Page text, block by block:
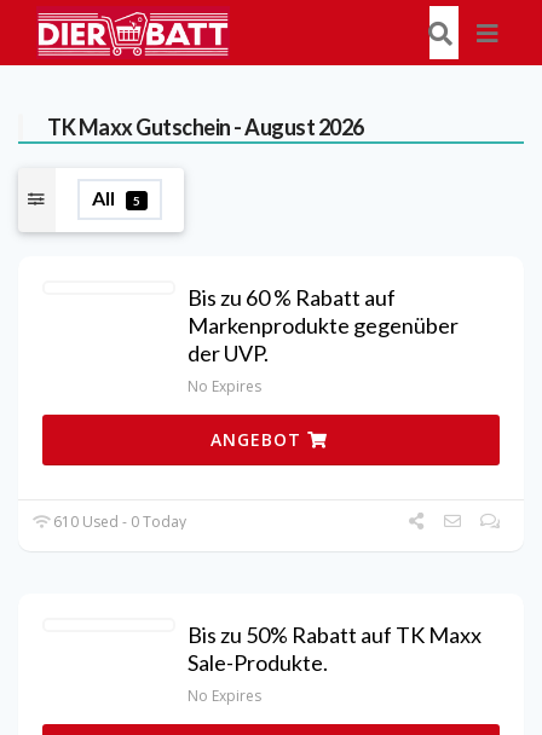
TK MaxxGutschein - August 2026
All 5
Bis zu 60 % Rabatt auf
Markenprodukte gegenüber
der UVP.
No Expires
ANGEBOT
610 Used - 0 Today
Bis zu 50% Rabatt auf TK Maxx
Sale-Produkte.
No Expires